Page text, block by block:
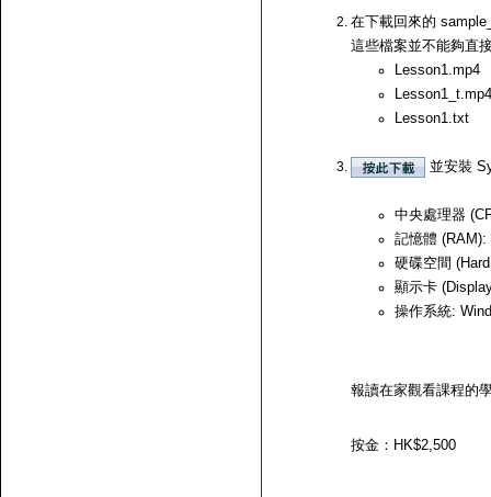
在下載回來的
這些檔案並不能夠直
Lesson1.mp4
Lesson1_t.mp4
Lesson1.txt
並安裝
中央處理器
記憶體
硬碟空間
顯示卡
操作系統:
報讀在家觀看課程的
按金：HK$2,500